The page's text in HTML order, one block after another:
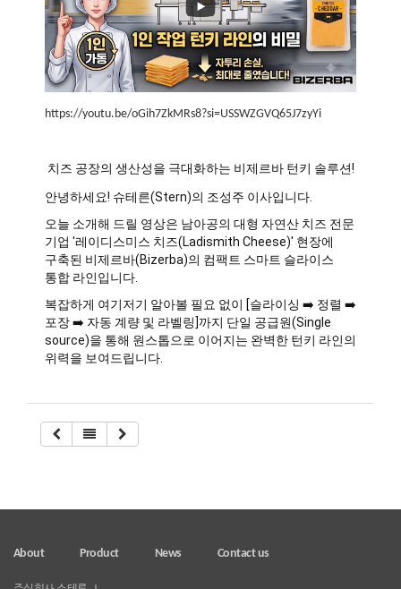
https://youtu.be/oGih7ZkMRs8?si=USSWZGVQ65J7zyYi
치즈 공장의 생산성을 극대화하는 비제르바 턴키 솔루션!
안녕하세요! 슈테른(Stern)의 조성주 이사입니다.
오늘 소개해 드릴 영상은 남아공의 대형 자연산 치즈 전문
기업 '레이디스미스 치즈(Ladismith Cheese)' 현장에
구축된 비제르바(Bizerba)의 컴팩트 스마트 슬라이스
통합 라인입니다.
복잡하게 여기저기 알아볼 필요 없이 [슬라이싱 ➡️ 정렬 ➡️
포장 ➡️ 자동 계량 및 라벨링]까지 단일 공급원(Single
source)을 통해 원스톱으로 이어지는 완벽한 턴키 라인의
위력을 보여드립니다.
About Product News Contact us